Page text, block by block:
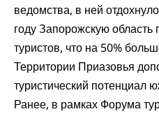
ведомства, в ней
году Запорожскую область
туристов, что на 50%
Территории Приазовья
туристический потенциал
Ранее, в рамках Форума